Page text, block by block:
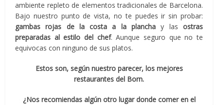
ambiente repleto de elementos tradicionales de Barcelona.
Bajo nuestro punto de vista, no te puedes ir sin probar:
gambas rojas de la costa a la plancha y las ostras
preparadas al estilo del chef. Aunque seguro que no te
equivocas con ninguno de sus platos.
Estos son, según nuestro parecer, los mejores
restaurantes del Born.
¿Nos recomiendas algún otro lugar donde comer en el